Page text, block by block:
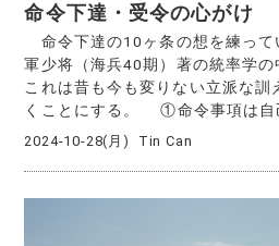
命令下達・受令の心がけ
命令下達の10ヶ条の想を練って
軍少将（海兵40期）著の統率学の
これは昔も今も変りない立派な訓
くことにする。 ①命令事項は自
2024-10-28(月) Tin Can